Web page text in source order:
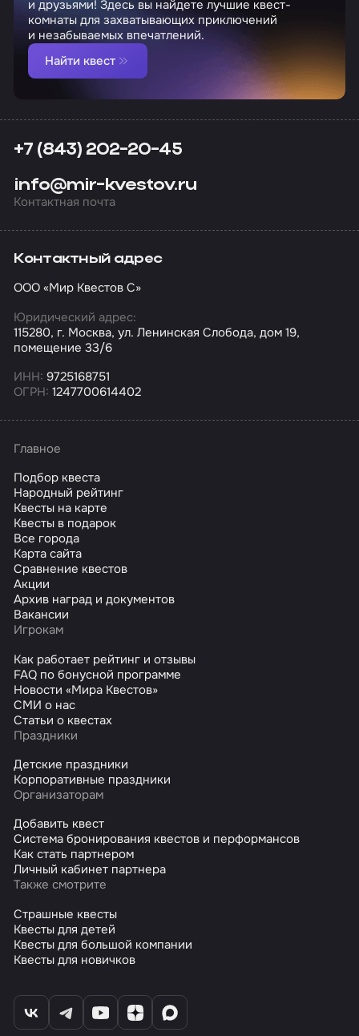
и друзьями! Здесь вы найдете лучшие квест-
комнаты для захватывающих приключений
и незабываемых впечатлений.
Найти квест
+7 (843) 202-20-45
info@mir-kvestov.ru
Контактная почта
Контактный адрес
ООО «Мир Квестов С»
Юридический адрес:
115280, г. Москва, ул. Ленинская Слобода, дом 19,
помещение 33/6
ИНН: 9725168751
ОГРН: 1247700614402
Главное
Подбор квеста
Народный рейтинг
Квесты на карте
Квесты в подарок
Все города
Карта сайта
Сравнение квестов
Акции
Архив наград и документов
Вакансии
Игрокам
Как работает рейтинг и отзывы
FAQ по бонусной программе
Новости «Мира Квестов»
СМИ о нас
Статьи о квестах
Праздники
Детские праздники
Корпоративные праздники
Организаторам
Добавить квест
Система бронирования квестов и перформансов
Как стать партнером
Личный кабинет партнера
Также смотрите
Страшные квесты
Квесты для детей
Квесты для большой компании
Квесты для новичков